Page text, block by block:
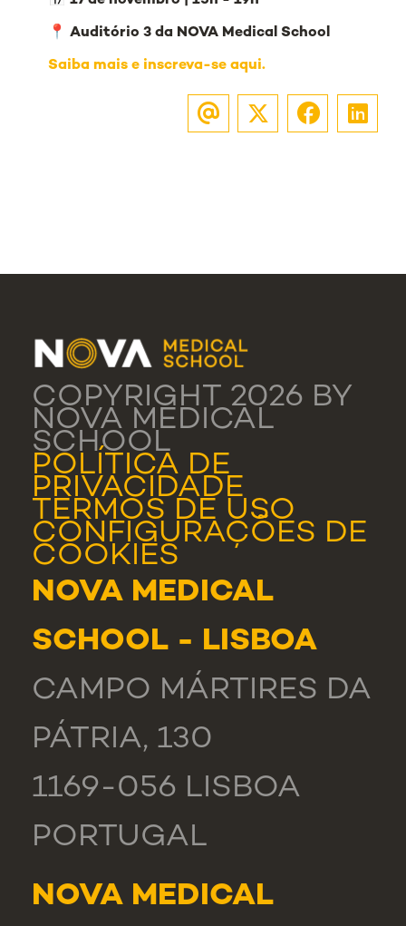
📍 Auditório 3 da NOVA Medical School
Saiba mais e inscreva-se aqui.
COPYRIGHT 2026 BY
NOVA MEDICAL
SCHOOL
POLÍTICA DE
PRIVACIDADE
TERMOS DE USO
CONFIGURAÇÕES DE
COOKIES
NOVA MEDICAL
SCHOOL - LISBOA
CAMPO MÁRTIRES DA
PÁTRIA, 130
1169-056 LISBOA
PORTUGAL
NOVA MEDICAL